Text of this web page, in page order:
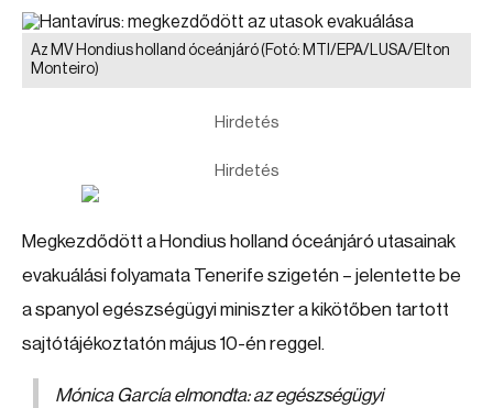
Az MV Hondius holland óceánjáró(Fotó: MTI/EPA/LUSA/Elton
Monteiro)
Hirdetés
Hirdetés
Megkezdődött a Hondius holland óceánjáró utasainak
evakuálási folyamata Tenerife szigetén – jelentette be
a spanyol egészségügyi miniszter a kikötőben tartott
sajtótájékoztatón május 10-én reggel.
Mónica García elmondta: az egészségügyi